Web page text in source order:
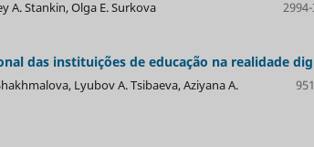
A. Stankin, Olga E. Surkova
das instituições de educação na realidade
Lyubov А. Tsibaeva, Aziyana A.